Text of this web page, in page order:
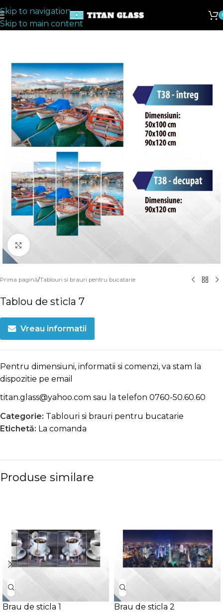
Skip to navigation
Skip to main content
Click to enlarge
Prima pagină/Tablouri si brauri pentru bucatarie
Tablou de sticla 7
Vreau informatii
Pentru dimensiuni, informatii si comenzi, va stam la
dispozitie pe email
titan.glass@yahoo.com sau la telefon 0760-50.60.60
Categorie: Tablouri si brauri pentru bucatarie
Etichetă: La comanda
Produse similare
Brau de sticla 1 Brau de sticla 2